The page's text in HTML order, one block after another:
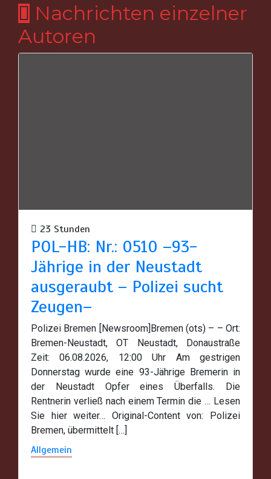
Nachrichten einzelner
Autoren
23 Stunden
POL-HB: Nr.: 0510 –93-
Jährige in der Neustadt
ausgeraubt – Polizei sucht
Zeugen–
Polizei Bremen [Newsroom]Bremen (ots) – – Ort:
Bremen-Neustadt, OT Neustadt, Donaustraße
Zeit: 06.08.2026, 12:00 Uhr Am gestrigen
Donnerstag wurde eine 93-Jährige Bremerin in
der Neustadt Opfer eines Überfalls. Die
Rentnerin verließ nach einem Termin die … Lesen
Sie hier weiter… Original-Content von: Polizei
Bremen, übermittelt […]
Allgemein